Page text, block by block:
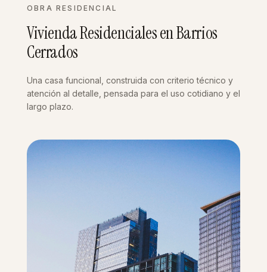
OBRA RESIDENCIAL
Vivienda Residenciales en Barrios
Cerrados
Una casa funcional, construida con criterio técnico y
atención al detalle, pensada para el uso cotidiano y el
largo plazo.